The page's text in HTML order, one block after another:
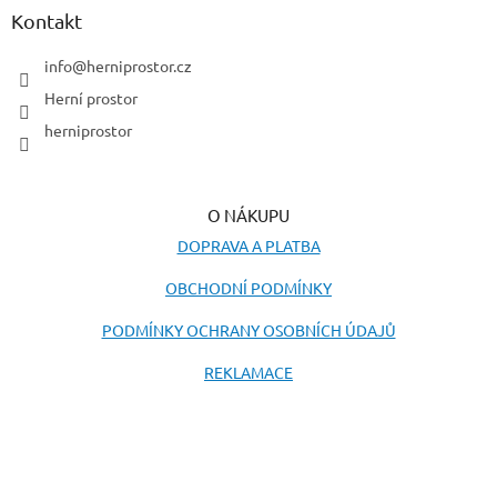
Kontakt
info@herniprostor.cz
Herní prostor
herniprostor
O NÁKUPU
DOPRAVA A PLATBA
OBCHODNÍ PODMÍNKY
PODMÍNKY OCHRANY OSOBNÍCH ÚDAJŮ
REKLAMACE